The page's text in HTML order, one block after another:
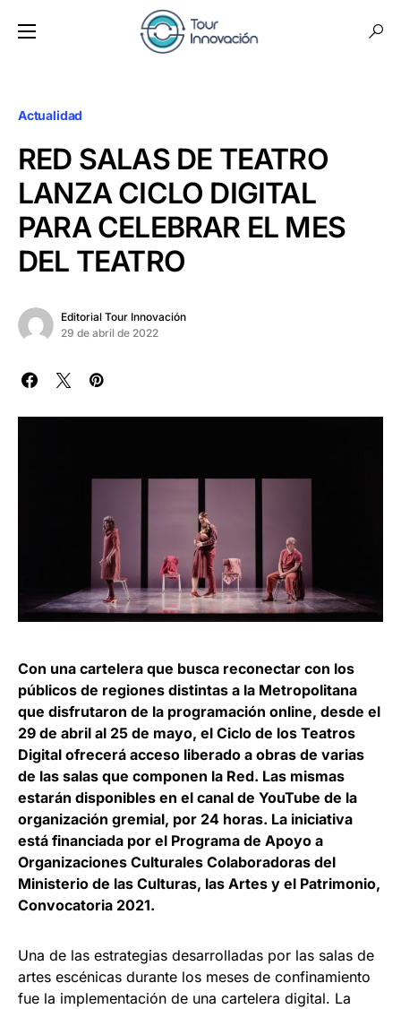
Actualidad
RED SALAS DE TEATRO
LANZA CICLO DIGITAL
PARA CELEBRAR EL MES
DEL TEATRO
Editorial Tour Innovación
29 de abril de 2022
Con una cartelera que busca reconectar con los
públicos de regiones distintas a la Metropolitana
que disfrutaron de la programación online, desde el
29 de abril al 25 de mayo, el Ciclo de los Teatros
Digital ofrecerá acceso liberado a obras de varias
de las salas que componen la Red. Las mismas
estarán disponibles en el canal de YouTube de la
organización gremial, por 24 horas. La iniciativa
está financiada por el Programa de Apoyo a
Organizaciones Culturales Colaboradoras del
Ministerio de las Culturas, las Artes y el Patrimonio,
Convocatoria 2021.
Una de las estrategias desarrolladas por las salas de
artes escénicas durante los meses de confinamiento
fue la implementación de una cartelera digital. La